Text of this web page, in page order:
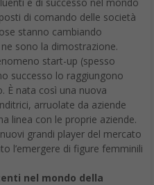
di comando delle società
stanno cambiando
sono la dimostrazione.
start-up (spesso
successo lo raggiungono
È nata così una nuova
arruolate da aziende
linea con le proprie aziende.
grandi player del mercato
l’emergere di figure femminili
nel mondo della